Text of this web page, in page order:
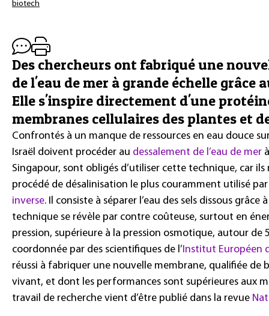
biotech
Des chercheurs ont fabriqué une
de l'eau de mer à grande échelle grâce
Elle s'inspire directement d'une
membranes cellulaires des plantes et
Confrontés à un manque de ressources en eau douce
Israël doivent procéder au dessalement de l’eau de mer
Singapour, sont obligés d’utiliser cette technique, car ils
procédé de désalinisation le plus couramment utilisé par
inverse. Il consiste à séparer l’eau des sels dissous
technique se révèle par contre coûteuse, surtout en
pression, supérieure à la pression osmotique, autour de
coordonnée par des scientifiques de l’Institut Européen
réussi à fabriquer une nouvelle membrane, qualifiée de
vivant, et dont les performances sont supérieures aux
travail de recherche vient d’être publié dans la revue